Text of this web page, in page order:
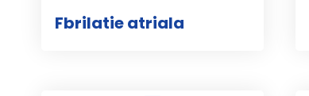
Fbrilatie atriala